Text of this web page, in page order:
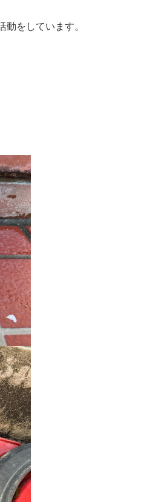
をしています。